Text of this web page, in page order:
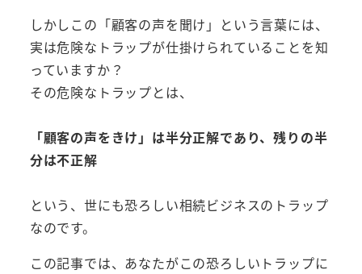
しかしこの「顧客の声を聞け」という言葉には、
実は危険なトラップが仕掛けられていることを知
っていますか？
その危険なトラップとは、
「顧客の声をきけ」は半分正解であり、残りの半
分は不正解
という、世にも恐ろしい相続ビジネスのトラップ
なのです。
この記事では、あなたがこの恐ろしいトラップに